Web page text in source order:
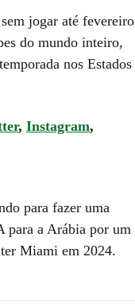
jogar até fevereiro
do mundo inteiro,
nos Estados
, Instagram,
para fazer uma
para a Arábia por um
Miami em 2024.